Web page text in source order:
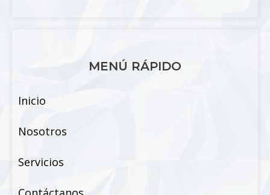
MENÚ RÁPIDO
Inicio
Nosotros
Servicios